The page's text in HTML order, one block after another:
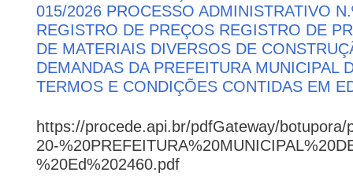
015/2026 PROCESSO ADMINISTRATIVO
REGISTRO DE PREÇOS REGISTRO DE
DE MATERIAIS DIVERSOS DE
DEMANDAS DA PREFEITURA MUNICIPAL
TERMOS E CONDIÇÕES CONTIDAS EM
https://procede.api.br/pdfGateway/botupora/
20-
%20Ed%202460.pdf